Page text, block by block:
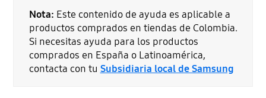
Nota: Este contenido de ayuda es aplicable a
productos comprados en tiendas de Colombia.
Si necesitas ayuda para los productos
comprados en España o Latinoamérica,
contacta con tu Subsidiaria local de Samsung